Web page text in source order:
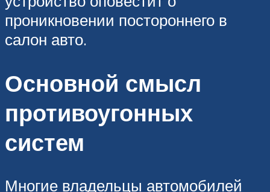
проникновении постороннего в
салон авто.
Основной смысл
противоугонных
систем
Многие владельцы автомобилей